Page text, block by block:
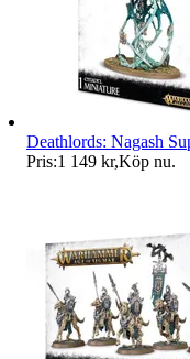
Deathlords: Nagash
Pris:1 149 kr,Köp nu.